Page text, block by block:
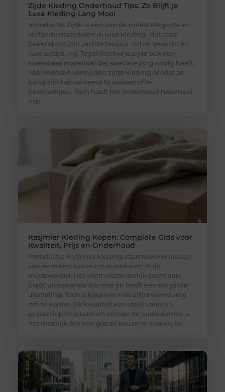
Zijde Kleding Onderhoud Tips: Zo Blijft je
Luxe Kleding Lang Mooi
Introductie Zijde is een van de meest elegante en
verfijnde materialen in luxe kleding. Het staat
bekend om zijn zachte textuur, lichte gewicht en
luxe uitstraling. Tegelijkertijd is zijde ook een
kwetsbaar materiaal dat speciale zorg nodig heeft.
Veel mensen vermijden zijde kleding omdat ze
bang zijn het verkeerd te wassen of te
beschadigen. Toch hoeft het onderhoud helemaal
niet
Kasjmier Kleding Kopen: Complete Gids voor
Kwaliteit, Prijs en Onderhoud
Introductie Kasjmier kleding staat bekend als een
van de meest luxueuze materialen in de
modewereld. Het voelt uitzonderlijk zacht aan,
biedt uitstekende warmte en heeft een elegante
uitstraling. Toch is kasjmier niet altijd eenvoudig
om te kopen. De kwaliteit kan sterk variëren,
prijzen lopen uiteen en zonder de juiste kennis is
het moeilijk om een goede keuze te maken. In